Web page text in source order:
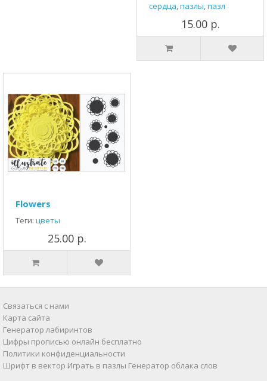
сердца,пазлы,пазл
15.00 р.
Flowers
Теги: цветы
25.00 р.
Связаться с нами
Карта сайта
Генератор лабиринтов
Цифры прописью онлайн бесплатно
Политики конфиденциальности
Шрифт в вектор Играть в пазлы Генератор облака слов